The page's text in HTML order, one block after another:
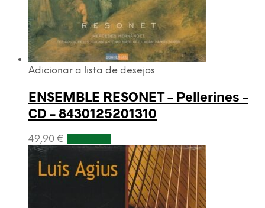
Adicionar a lista de desejos
ENSEMBLE RESONET – Pellerines –
CD – 8430125201310
49,90 €